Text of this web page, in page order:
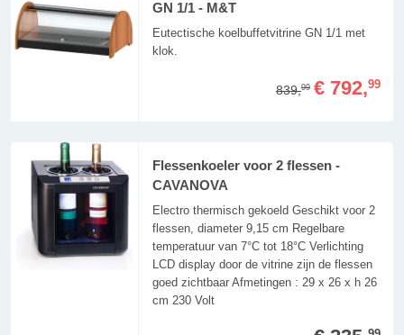
GN 1/1 - M&T
Eutectische koelbuffetvitrine GN 1/1 met
klok.
839,99 € 792,99
Flessenkoeler voor 2 flessen -
CAVANOVA
Electro thermisch gekoeld Geschikt voor 2
flessen, diameter 9,15 cm Regelbare
temperatuur van 7°C tot 18°C Verlichting
LCD display door de vitrine zijn de flessen
goed zichtbaar Afmetingen : 29 x 26 x h 26
cm 230 Volt